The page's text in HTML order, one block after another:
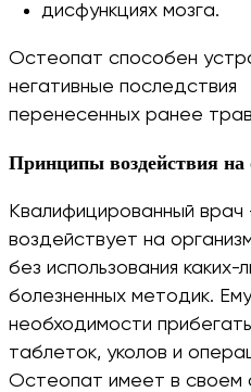
дисфункциях мозга.
Остеопат способен
негативные последствия
перенесенных ранее
Принципы воздействия на
Квалифицированный
воздействует на
без использования каких-
болезненных методик.
необходимости
таблеток, уколов и
Остеопат имеет в своем